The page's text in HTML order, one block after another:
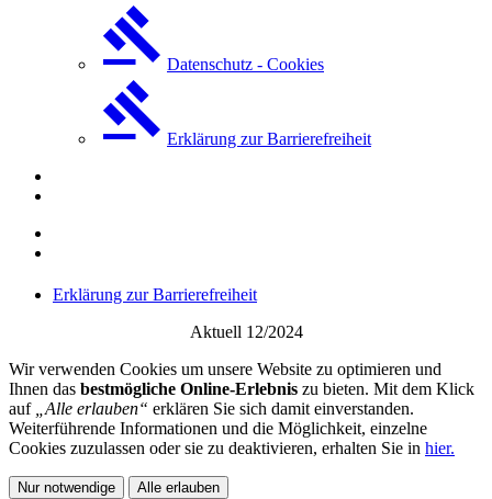
Datenschutz - Cookies
Erklärung zur Barrierefreiheit
Erklärung zur Barrierefreiheit
Aktuell 12/2024
Wir verwenden Cookies um unsere Website zu optimieren und
Ihnen das bestmögliche Online-Erlebnis zu bieten. Mit dem Klick
auf
„Alle erlauben“ erklären Sie sich damit einverstanden.
Weiterführende Informationen und die Möglichkeit, einzelne
Cookies zuzulassen oder sie zu deaktivieren, erhalten Sie in hier.
Nur notwendige Alle erlauben